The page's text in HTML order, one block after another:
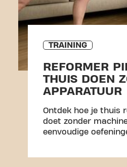
TRAINING
REFORMER
THUIS DOEN
APPARATUUR
Ontdek hoe je thuis
doet zonder
eenvoudige
die perfect is voor